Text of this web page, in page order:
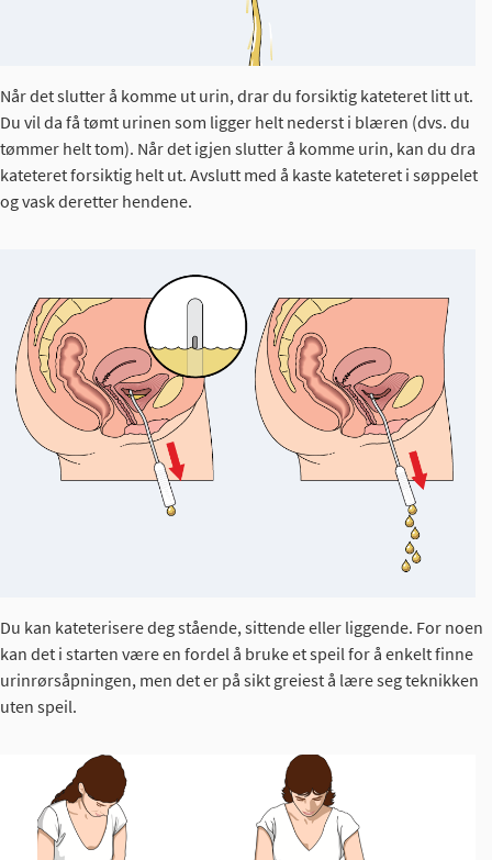
Når det slutter å komme ut urin, drar du forsiktig kateteret litt ut.
Du vil da få tømt urinen som ligger helt nederst i blæren (dvs. du
tømmer helt tom). Når det igjen slutter å komme urin, kan du dra
kateteret forsiktig helt ut. Avslutt med å kaste kateteret i søppelet
og vask deretter hendene.
Du kan kateterisere deg stående, sittende eller liggende. For noen
kan det i starten være en fordel å bruke et speil for å enkelt finne
urinrørsåpningen, men det er på sikt greiest å lære seg teknikken
uten speil.